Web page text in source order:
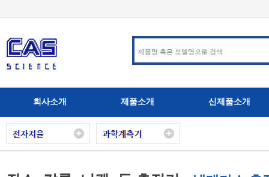
회사소개 제품소개 신제품소개